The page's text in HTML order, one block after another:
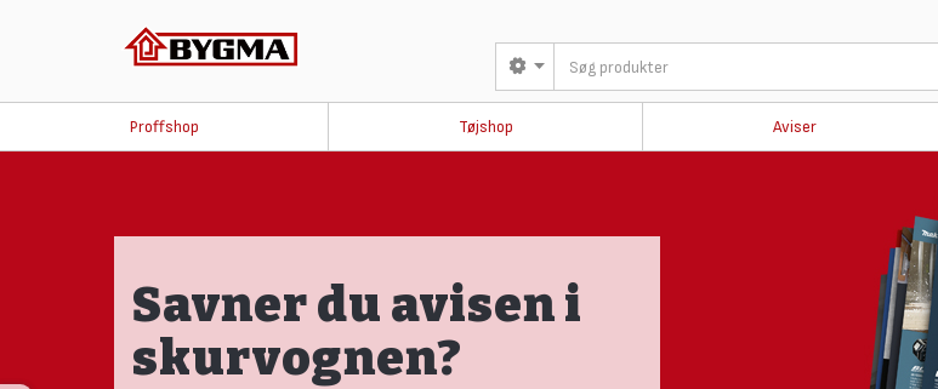
Proffshop Tøjshop Aviser
Savner du avisen i
skurvognen?